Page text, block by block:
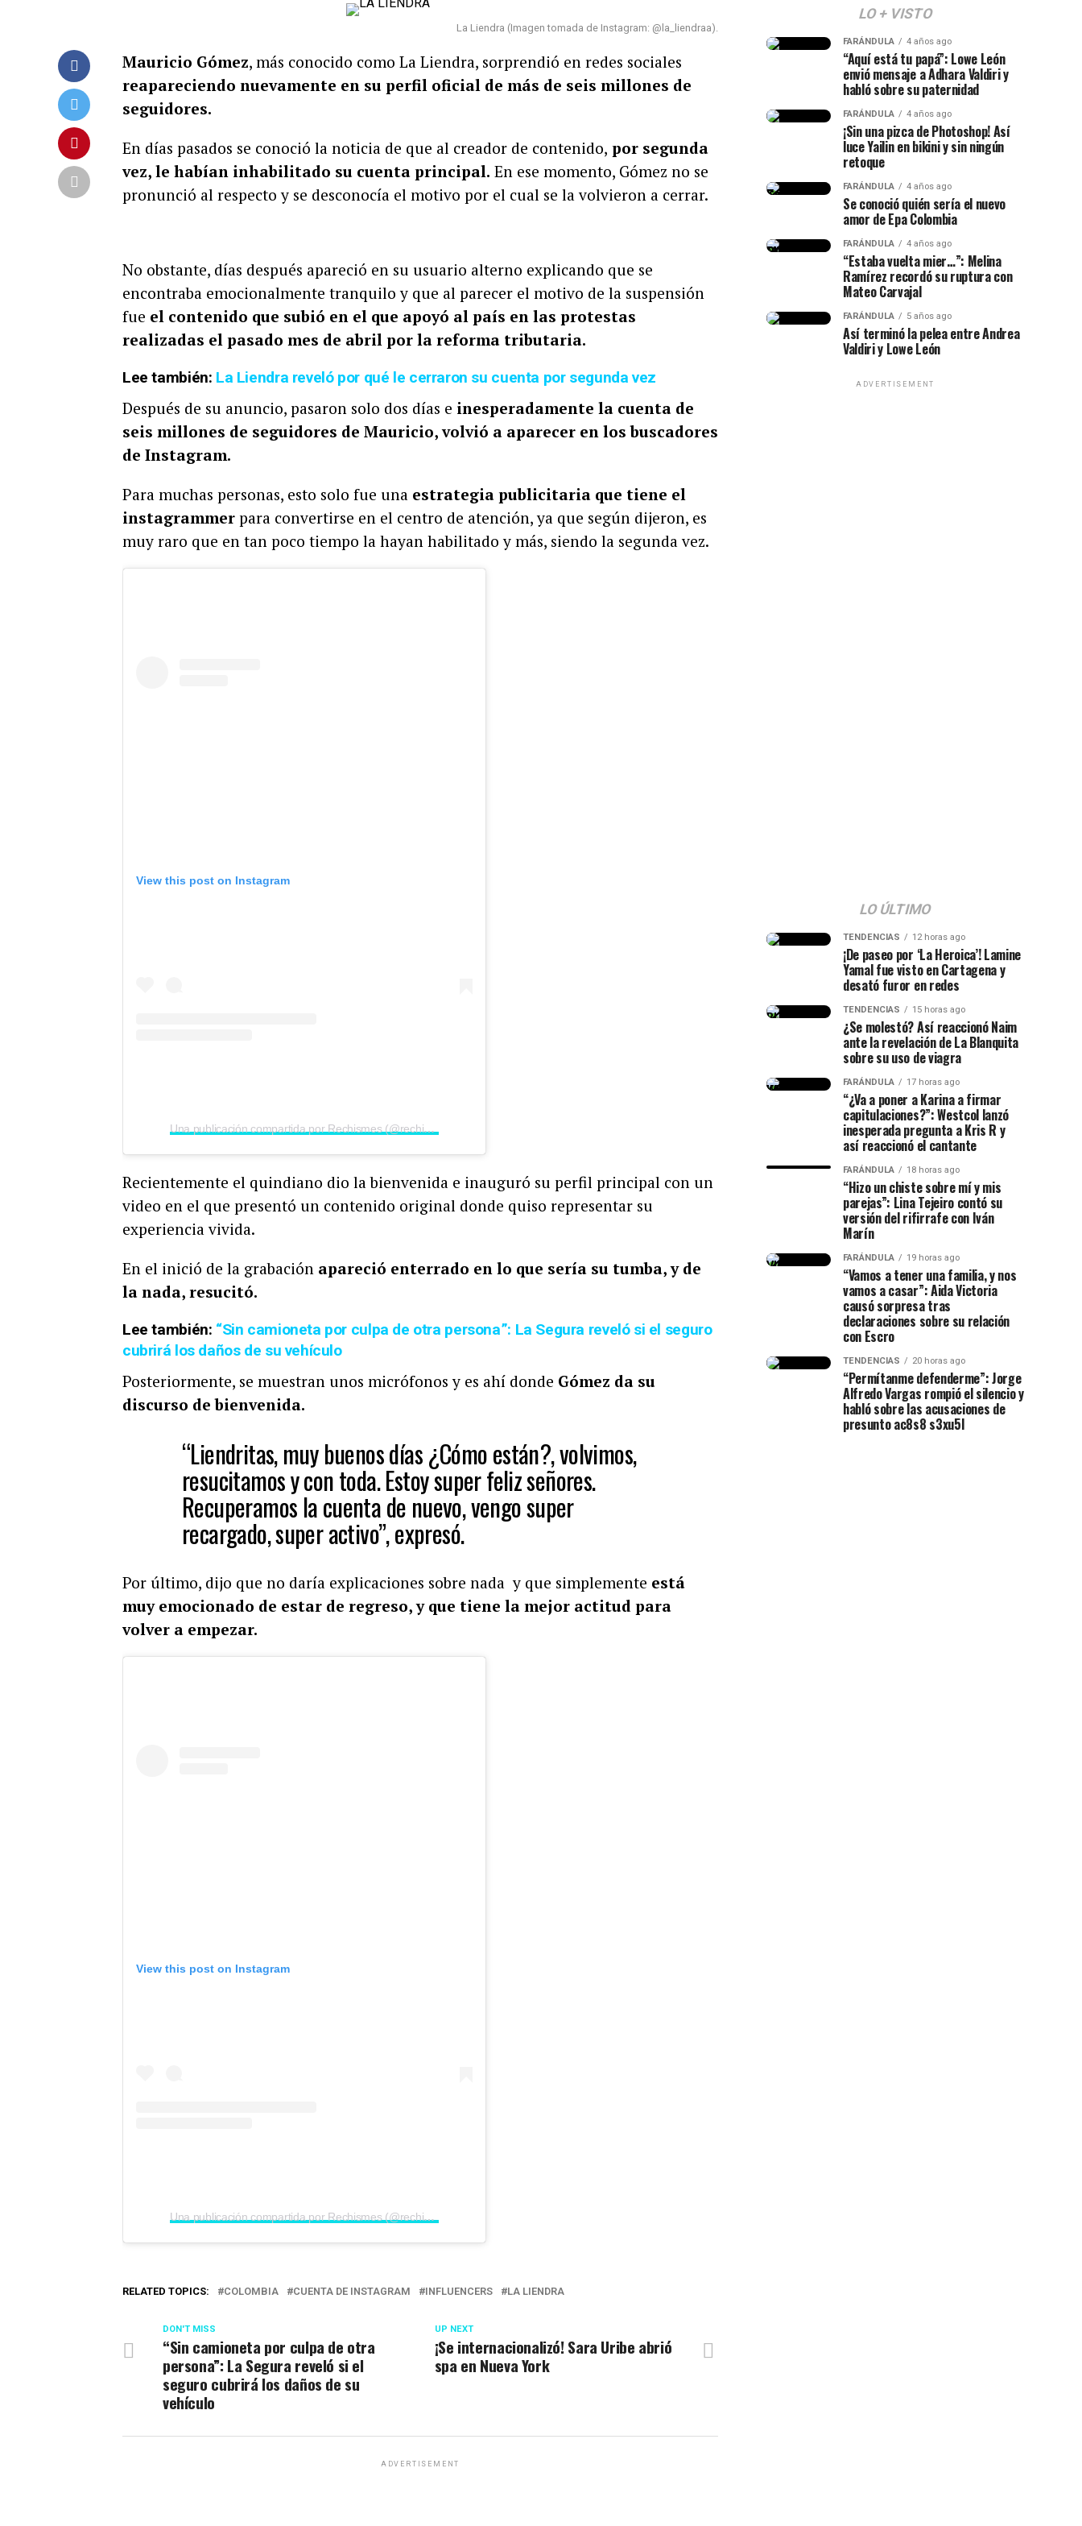
La Liendra (Imagen tomada de Instagram: @la_liendraa).
Mauricio Gómez, más conocido como La Liendra, sorprendió en redes sociales
reapareciendo nuevamente en su perfil oficial de más de seis millones de
seguidores.
En días pasados se conoció la noticia de que al creador de contenido, por segunda
vez, le habían inhabilitado su cuenta principal. En ese momento, Gómez no se
pronunció al respecto y se desconocía el motivo por el cual se la volvieron a cerrar.
No obstante, días después apareció en su usuario alterno explicando que se
encontraba emocionalmente tranquilo y que al parecer el motivo de la suspensión
fue el contenido que subió en el que apoyó al país en las protestas
realizadas el pasado mes de abril por la reforma tributaria.
Lee también: La Liendra reveló por qué le cerraron su cuenta por segunda vez
Después de su anuncio, pasaron solo dos días e inesperadamente la cuenta de
seis millones de seguidores de Mauricio, volvió a aparecer en los buscadores
de Instagram.
Para muchas personas, esto solo fue una estrategia publicitaria que tiene el
instagrammer para convertirse en el centro de atención, ya que según dijeron, es
muy raro que en tan poco tiempo la hayan habilitado y más, siendo la segunda vez.
View this post on Instagram
Una publicación compartida por Rechismes (@rechismes)
Recientemente el quindiano dio la bienvenida e inauguró su perfil principal con un
video en el que presentó un contenido original donde quiso representar su
experiencia vivida.
En el inició de la grabación apareció enterrado en lo que sería su tumba, y de
la nada, resucitó.
Lee también: “Sin camioneta por culpa de otra persona”: La Segura reveló si el seguro
cubrirá los daños de su vehículo
Posteriormente, se muestran unos micrófonos y es ahí donde Gómez da su
discurso de bienvenida.
“Liendritas, muy buenos días ¿Cómo están?, volvimos,
resucitamos y con toda. Estoy super feliz señores.
Recuperamos la cuenta de nuevo, vengo super
recargado, super activo”, expresó.
Por último, dijo que no daría explicaciones sobre nada y que simplemente está
muy emocionado de estar de regreso, y que tiene la mejor actitud para
volver a empezar.
View this post on Instagram
Una publicación compartida por Rechismes (@rechismes)
RELATED TOPICS: COLOMBIA CUENTA DE INSTAGRAM INFLUENCERS LA LIENDRA
UP NEXT
¡Se internacionalizó! Sara Uribe abrió
spa en Nueva York
DON'T MISS
“Sin camioneta por culpa de otra
persona”: La Segura reveló si el
seguro cubrirá los daños de su
vehículo
ADVERTISEMENT
LO + VISTO
FARÁNDULA 4 años ago
“Aquí está tu papá”: Lowe León
envió mensaje a Adhara Valdiri y
habló sobre su paternidad
FARÁNDULA 4 años ago
¡Sin una pizca de Photoshop! Así
luce Yailin en bikini y sin ningún
retoque
FARÁNDULA 4 años ago
Se conoció quién sería el nuevo
amor de Epa Colombia
FARÁNDULA 4 años ago
“Estaba vuelta mier…”: Melina
Ramírez recordó su ruptura con
Mateo Carvajal
FARÁNDULA 5 años ago
Así terminó la pelea entre Andrea
Valdiri y Lowe León
ADVERTISEMENT
LO ÚLTIMO
TENDENCIAS 12 horas ago
¡De paseo por ‘La Heroica’! Lamine
Yamal fue visto en Cartagena y
desató furor en redes
TENDENCIAS 15 horas ago
¿Se molestó? Así reaccionó Naim
ante la revelación de La Blanquita
sobre su uso de viagra
FARÁNDULA 17 horas ago
“¿Va a poner a Karina a firmar
capitulaciones?”: Westcol lanzó
inesperada pregunta a Kris R y
así reaccionó el cantante
FARÁNDULA 18 horas ago
“Hizo un chiste sobre mí y mis
parejas”: Lina Tejeiro contó su
versión del rifirrafe con Iván
Marín
FARÁNDULA 19 horas ago
“Vamos a tener una familia, y nos
vamos a casar”: Aida Victoria
causó sorpresa tras
declaraciones sobre su relación
con Escro
TENDENCIAS 20 horas ago
“Permítanme defenderme”: Jorge
Alfredo Vargas rompió el silencio y
habló sobre las acusaciones de
presunto ac8s8 s3xu5l